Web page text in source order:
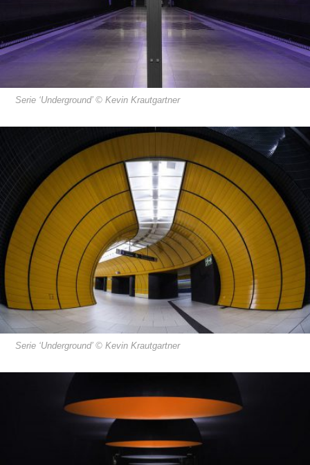
Serie ‘Underground’ © Kevin Krautgartner
Serie ‘Underground’ © Kevin Krautgartner